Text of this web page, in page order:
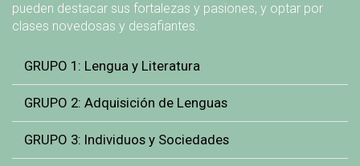
pueden destacar sus fortalezas y pasiones, y optar por
clases novedosas y desafiantes.
GRUPO 1: Lengua y Literatura
GRUPO 2: Adquisición de Lenguas
GRUPO 3: Individuos y Sociedades